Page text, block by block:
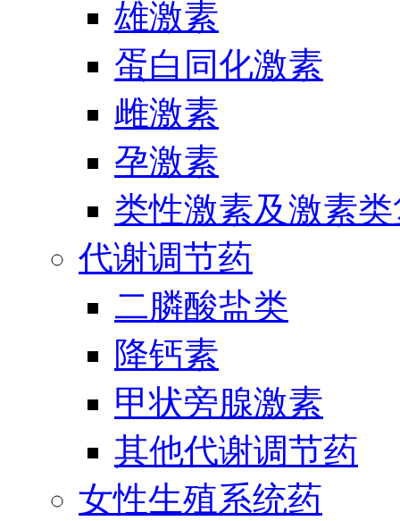
雄激素
蛋白同化激素
雌激素
孕激素
类性激素及激素
代谢调节药
二膦酸盐类
降钙素
甲状旁腺激素
其他代谢调节药
女性生殖系统药